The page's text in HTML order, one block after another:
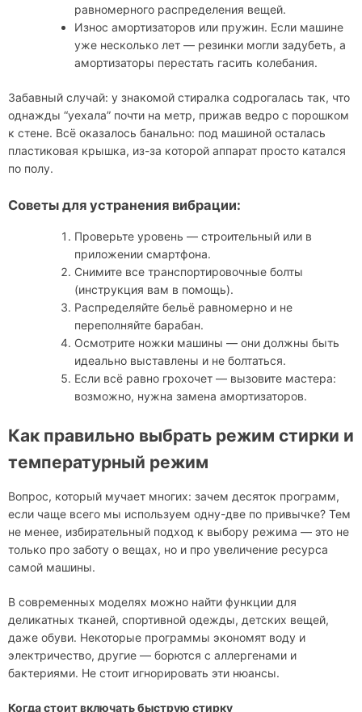
равномерного распределения вещей.
Износ амортизаторов или пружин. Если машине
уже несколько лет — резинки могли задубеть, а
амортизаторы перестать гасить колебания.
Забавный случай: у знакомой стиралка содрогалась так, что
однажды “уехала” почти на метр, прижав ведро с порошком
к стене. Всё оказалось банально: под машиной осталась
пластиковая крышка, из-за которой аппарат просто катался
по полу.
Советы для устранения вибрации:
Проверьте уровень — строительный или в
приложении смартфона.
Снимите все транспортировочные болты
(инструкция вам в помощь).
Распределяйте бельё равномерно и не
переполняйте барабан.
Осмотрите ножки машины — они должны быть
идеально выставлены и не болтаться.
Если всё равно грохочет — вызовите мастера:
возможно, нужна замена амортизаторов.
Как правильно выбрать режим стирки и
температурный режим
Вопрос, который мучает многих: зачем десяток программ,
если чаще всего мы используем одну-две по привычке? Тем
не менее, избирательный подход к выбору режима — это не
только про заботу о вещах, но и про увеличение ресурса
самой машины.
В современных моделях можно найти функции для
деликатных тканей, спортивной одежды, детских вещей,
даже обуви. Некоторые программы экономят воду и
электричество, другие — борются с аллергенами и
бактериями. Не стоит игнорировать эти нюансы.
Когда стоит включать быструю стирку